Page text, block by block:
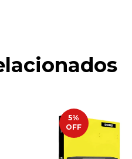
5%
OFF